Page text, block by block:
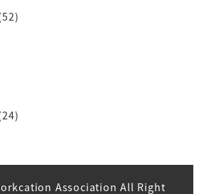
Association All Right